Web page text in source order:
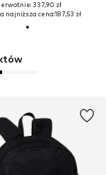
337,90 zł
najniższa cena:187,53 zł